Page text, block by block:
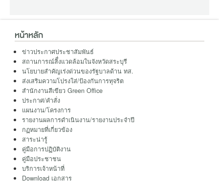
หน้าหลัก
ข่าวประกาศประชาสัมพันธ์
สถานการณ์สิื่งแวดล้อมในจังหวัดสระบุรี
นโยบายสำคัญเร่งด่วนของรัฐบาลด้าน ทส.
ส่งเสริมความโปรงใส่/ป้องกันการทุจริต
สำนักงานสีเขียว Green Office
ประกาศ/คำสั่ง
แผนงาน/โครงการ
รายงานผลการดำเนินงาน/รายงานประจำปี
กฏหมายที่เกี่ยวข้อง
สาระน่ารู้
คู่มือการปฏิบัติงาน
คู่มือประชาชน
บริการเจ้าหน้าที่
Download เอกสาร